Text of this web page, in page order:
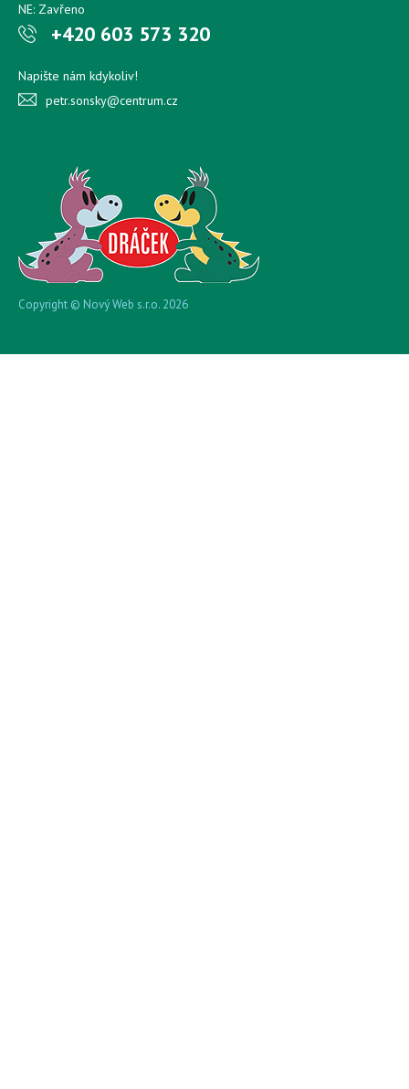
NE: Zavřeno
+420 603 573 320
Napište nám kdykoliv!
petr.sonsky@centrum.cz
Copyright © Nový Web s.r.o. 2026